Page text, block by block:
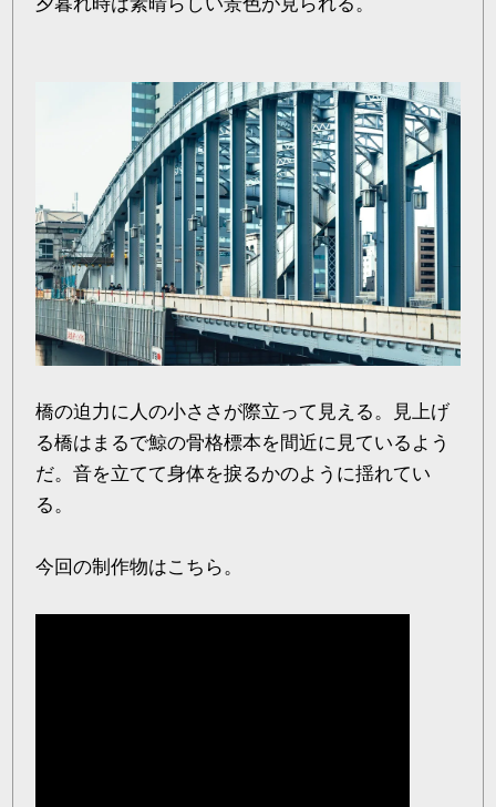
夕暮れ時は素晴らしい景色が見られる。
橋の迫力に人の小ささが際立って見える。見上げ
る橋はまるで鯨の骨格標本を間近に見ているよう
だ。音を立てて身体を捩るかのように揺れてい
る。
今回の制作物はこちら。